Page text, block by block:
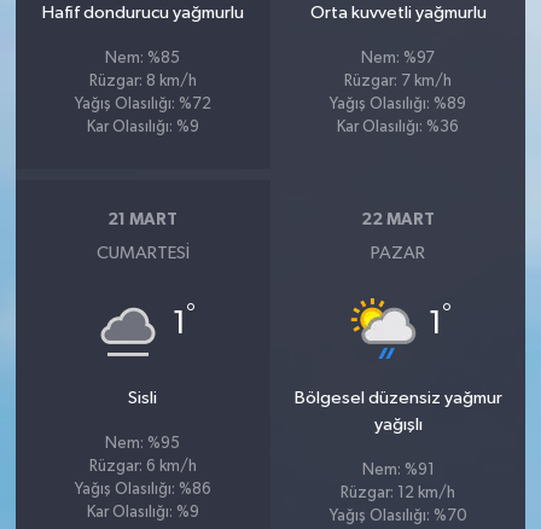
Hafif dondurucu yağmurlu
Nem: %85
Rüzgar: 8 km/h
Yağış Olasılığı: %72
Kar Olasılığı: %9
Orta kuvvetli yağmurlu
Nem: %97
Rüzgar: 7 km/h
Yağış Olasılığı: %89
Kar Olasılığı: %36
21 MART
CUMARTESI
1 °
Sisli
Nem: %95
Rüzgar: 6 km/h
Yağış Olasılığı: %86
Kar Olasılığı: %9
22 MART
PAZAR
1 °
Bölgesel düzensiz yağmur
yağışlı
Nem: %91
Rüzgar: 12 km/h
Yağış Olasılığı: %70